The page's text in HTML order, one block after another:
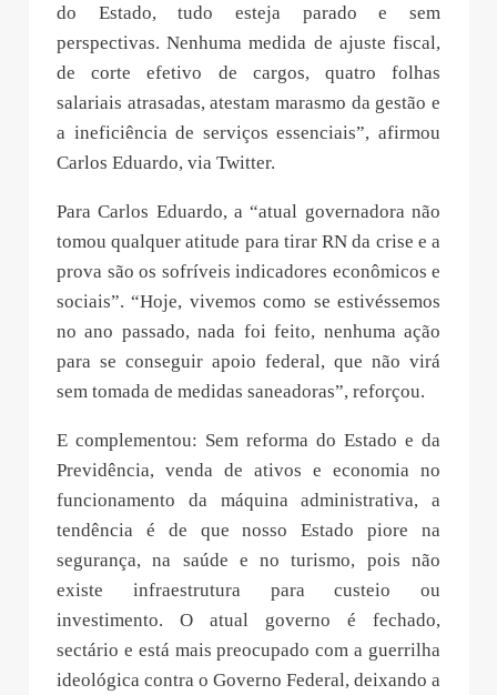
do Estado, tudo esteja parado e sem
perspectivas. Nenhuma medida de ajuste fiscal,
de corte efetivo de cargos, quatro folhas
salariais atrasadas, atestam marasmo da gestão e
a ineficiência de serviços essenciais”, afirmou
Carlos Eduardo, via Twitter.
Para Carlos Eduardo, a “atual governadora não
tomou qualquer atitude para tirar RN da crise e a
prova são os sofríveis indicadores econômicos e
sociais”. “Hoje, vivemos como se estivéssemos
no ano passado, nada foi feito, nenhuma ação
para se conseguir apoio federal, que não virá
sem tomada de medidas saneadoras”, reforçou.
E complementou: Sem reforma do Estado e da
Previdência, venda de ativos e economia no
funcionamento da máquina administrativa, a
tendência é de que nosso Estado piore na
segurança, na saúde e no turismo, pois não
existe infraestrutura para custeio ou
investimento. O atual governo é fechado,
sectário e está mais preocupado com a guerrilha
ideológica contra o Governo Federal, deixando a